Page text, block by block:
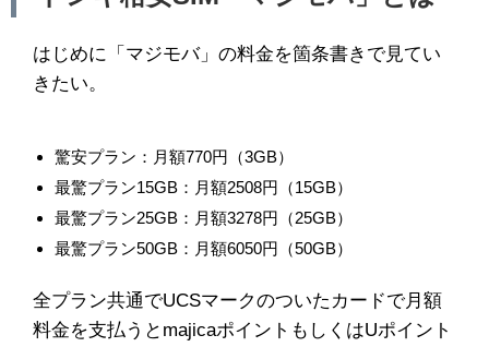
はじめに「マジモバ」の料金を箇条書きで見てい
きたい。
驚安プラン：月額770円（3GB）
最驚プラン15GB：月額2508円（15GB）
最驚プラン25GB：月額3278円（25GB）
最驚プラン50GB：月額6050円（50GB）
全プラン共通でUCSマークのついたカードで月額
料金を支払うとmajicaポイントもしくはUポイント